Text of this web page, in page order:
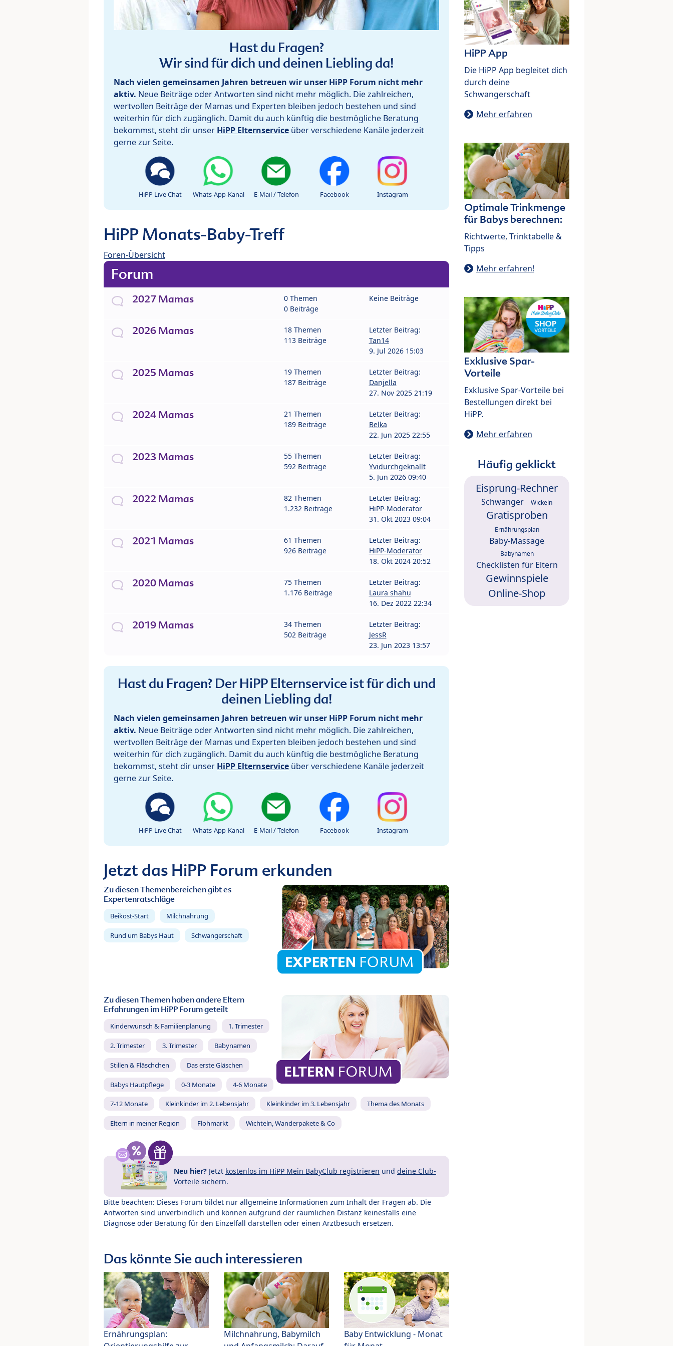
Hast du Fragen?
Wir sind für dich und deinen Liebling da!
Nach vielen gemeinsamen Jahren betreuen wir unser HiPP Forum nicht mehr
aktiv. Neue Beiträge oder Antworten sind nicht mehr möglich. Die zahlreichen,
wertvollen Beiträge der Mamas und Experten bleiben jedoch bestehen und sind
weiterhin für dich zugänglich. Damit du auch künftig die bestmögliche Beratung
bekommst, steht dir unser HiPP Elternservice über verschiedene Kanäle jederzeit
gerne zur Seite.
HiPP Live Chat Whats-App-Kanal E-Mail / Telefon Facebook Instagram
HiPP Monats-Baby-Treff
Foren-Übersicht
Forum
2027 Mamas
0 Themen
0 Beiträge
Keine Beiträge
2026 Mamas
18 Themen
113 Beiträge
Letzter Beitrag:
Tan14
9. Jul 2026 15:03
2025 Mamas
19 Themen
187 Beiträge
Letzter Beitrag:
Danjella
27. Nov 2025 21:19
2024 Mamas
21 Themen
189 Beiträge
Letzter Beitrag:
Belka
22. Jun 2025 22:55
2023 Mamas
55 Themen
592 Beiträge
Letzter Beitrag:
Yvidurchgeknallt
5. Jun 2026 09:40
2022 Mamas
82 Themen
1.232 Beiträge
Letzter Beitrag:
HiPP-Moderator
31. Okt 2023 09:04
2021 Mamas
61 Themen
926 Beiträge
Letzter Beitrag:
HiPP-Moderator
18. Okt 2024 20:52
2020 Mamas
75 Themen
1.176 Beiträge
Letzter Beitrag:
Laura shahu
16. Dez 2022 22:34
2019 Mamas
34 Themen
502 Beiträge
Letzter Beitrag:
JessR
23. Jun 2023 13:57
Hast du Fragen? Der HiPP Elternservice ist für dich und
deinen Liebling da!
Nach vielen gemeinsamen Jahren betreuen wir unser HiPP Forum nicht mehr
aktiv. Neue Beiträge oder Antworten sind nicht mehr möglich. Die zahlreichen,
wertvollen Beiträge der Mamas und Experten bleiben jedoch bestehen und sind
weiterhin für dich zugänglich. Damit du auch künftig die bestmögliche Beratung
bekommst, steht dir unser HiPP Elternservice über verschiedene Kanäle jederzeit
gerne zur Seite.
HiPP Live Chat Whats-App-Kanal E-Mail / Telefon Facebook Instagram
Jetzt das HiPP Forum erkunden
Zu diesen Themenbereichen gibt es
Expertenratschläge
Beikost-Start Milchnahrung
Rund um Babys Haut Schwangerschaft
Zu diesen Themen haben andere Eltern
Erfahrungen im HiPP Forum geteilt
Kinderwunsch & Familienplanung 1. Trimester
2. Trimester 3. Trimester Babynamen
Stillen & Fläschchen Das erste Gläschen
Babys Hautpflege 0-3 Monate 4-6 Monate
7-12 Monate Kleinkinder im 2. Lebensjahr Kleinkinder im 3. Lebensjahr Thema des Monats
Eltern in meiner Region Flohmarkt Wichteln, Wanderpakete & Co
Neu hier? Jetzt kostenlos im HiPP Mein BabyClub registrieren und deine Club-
Vorteile sichern.
Bitte beachten: Dieses Forum bildet nur allgemeine Informationen zum Inhalt der Fragen ab. Die
Antworten sind unverbindlich und können aufgrund der räumlichen Distanz keinesfalls eine
Diagnose oder Beratung für den Einzelfall darstellen oder einen Arztbesuch ersetzen.
Das könnte Sie auch interessieren
Ernährungsplan:
Milchnahrung, Babymilch
Baby Entwicklung - Monat
HiPP App
Die HiPP App begleitet dich
durch deine
Schwangerschaft
Mehr erfahren
Optimale Trinkmenge
für Babys berechnen:
Richtwerte, Trinktabelle &
Tipps
Mehr erfahren!
Exklusive Spar-
Vorteile
Exklusive Spar-Vorteile bei
Bestellungen direkt bei
HiPP.
Mehr erfahren
Häufig geklickt
Eisprung-Rechner
Schwanger Wickeln
Gratisproben
Ernährungsplan
Baby-Massage
Babynamen
Checklisten für Eltern
Gewinnspiele
Online-Shop